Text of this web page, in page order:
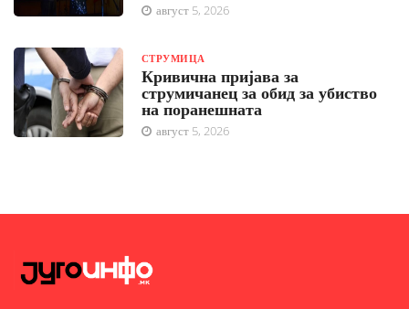
август 5, 2026
СТРУМИЦА
Кривична пријава за
струмичанец за обид за убиство
на поранешната
август 5, 2026